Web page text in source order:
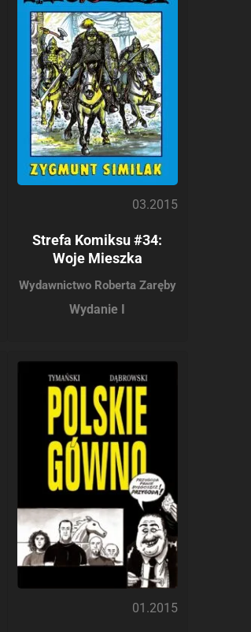
03.2015
Strefa Komiksu #34:
Woje Mieszka
Wydawnictwo Roberta Zaręby
Wydanie I
01.2015